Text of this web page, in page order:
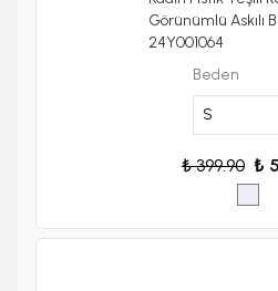
Görünümlü Askılı
24Y001064
Beden
₺ 399.90 ₺